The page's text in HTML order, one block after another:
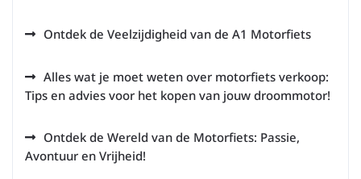
Ontdek de Veelzijdigheid van de A1 Motorfiets
Alles wat je moet weten over motorfiets verkoop:
Tips en advies voor het kopen van jouw droommotor!
Ontdek de Wereld van de Motorfiets: Passie,
Avontuur en Vrijheid!